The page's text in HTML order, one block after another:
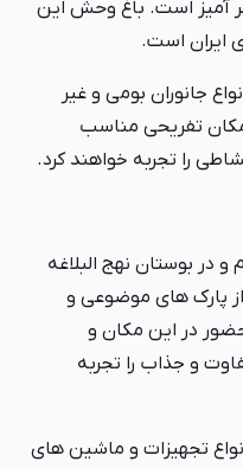
سحر آمیز است. باغ وحش این
ایران است.
جانوران بومی و غیر
مکان تفریحی مناسب
را تجربه خواهند کرد.
و در بوستان نهج البلاغه
پارک های موضوعی و
در این مکان و
و جذاب را تجربه
تجهیزات و ماشین های